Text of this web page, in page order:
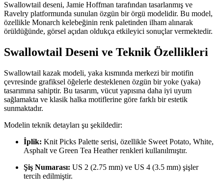
Swallowtail deseni, Jamie Hoffman tarafından tasarlanmış ve
Ravelry platformunda sunulan özgün bir örgü modelidir. Bu model,
özellikle Monarch kelebeğinin renk paletinden ilham alınarak
örüldüğünde, görsel açıdan oldukça etkileyici sonuçlar vermektedir.
Swallowtail Deseni ve Teknik Özellikleri
Swallowtail kazak modeli, yaka kısmında merkezi bir motifin
çevresinde grafiksel öğelerle desteklenen özgün bir yoke (yaka)
tasarımına sahiptir. Bu tasarım, vücut yapısına daha iyi uyum
sağlamakta ve klasik halka motiflerine göre farklı bir estetik
sunmaktadır.
Modelin teknik detayları şu şekildedir:
İplik: Knit Picks Palette serisi, özellikle Sweet Potato, White,
Asphalt ve Green Tea Heather renkleri kullanılmıştır.
Şiş Numarası: US 2 (2.75 mm) ve US 4 (3.5 mm) şişler
tercih edilmiştir.